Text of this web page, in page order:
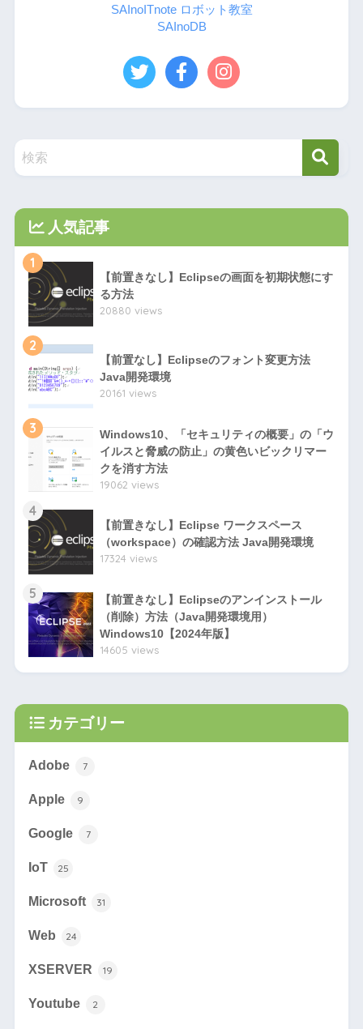
SAInoITnote ロボット教室
SAInoDB
人気記事
1
【前置きなし】Eclipseの画面を初期状態にす
る方法
20880 views
2
【前置なし】Eclipseのフォント変更方法
Java開発環境
20161 views
3
Windows10、「セキュリティの概要」の「ウ
イルスと脅威の防止」の黄色いビックリマー
クを消す方法
19062 views
4
【前置きなし】Eclipse ワークスペース
（workspace）の確認方法 Java開発環境
17324 views
5
【前置きなし】Eclipseのアンインストール
（削除）方法（Java開発環境用）
Windows10【2024年版】
14605 views
カテゴリー
Adobe 7
Apple 9
Google 7
IoT 25
Microsoft 31
Web 24
XSERVER 19
Youtube 2